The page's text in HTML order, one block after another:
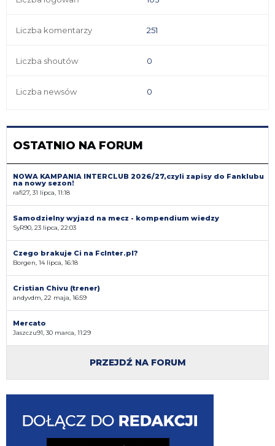
Liczba komentarzy 251
Liczba shoutów 0
Liczba newsów 0
OSTATNIO NA FORUM
NOWA KAMPANIA INTERCLUB 2026/27,czyli zapisy do Fanklubu
na nowy sezon!
rafi27, 31 lipca, 11:18
Samodzielny wyjazd na mecz - kompendium wiedzy
SyR90, 23 lipca, 22:03
Czego brakuje Ci na FcInter.pl?
Borgen, 14 lipca, 16:18
Cristian Chivu (trener)
andyvdm, 22 maja, 16:59
Mercato
Jaszczu91, 30 marca, 11:29
PRZEJDŹ NA FORUM